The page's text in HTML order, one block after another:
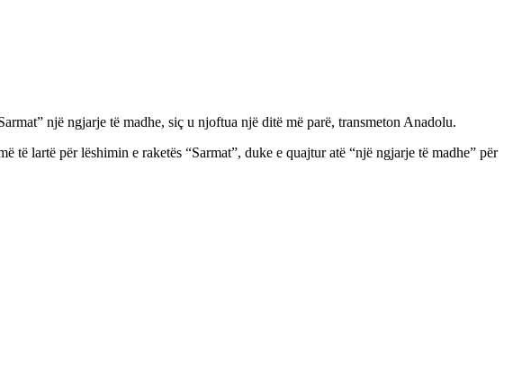
një ngjarje të madhe, siç u njoftua një ditë më parë, transmeton Anadolu.
lartë për lëshimin e raketës “Sarmat”, duke e quajtur atë “një ngjarje të madhe” për